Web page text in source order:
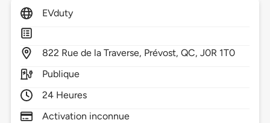
EVduty
822 Rue de la Traverse, Prévost,QC,J0R 1T0
Publique
24 Heures
Activation inconnue